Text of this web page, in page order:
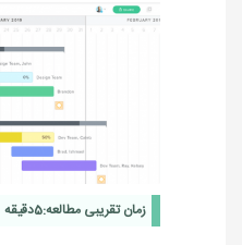
زمان تقریبی مطالعه:5دقیقه